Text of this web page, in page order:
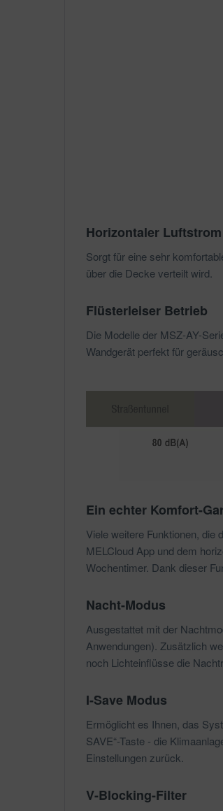
Horizontaler Luftstrom
Sorgt für eine sehr
über die Decke verteilt wird.
Flüsterleiser Betrieb
Die Modelle der MSZ-AY-
Wandgerät perfekt für
Ein echter Komfort-
Viele weitere Funktionen, die
MELCloud App und dem
Wochentimer. Dank dieser
Nacht-Modus
Ausgestattet mit der
Anwendungen). Zusätzlich
noch Lichteinflüsse die
I-Save Modus
Ermöglicht es Ihnen, das
SAVE“-Taste - die
Einstellungen zurück.
V-Blocking-Filter